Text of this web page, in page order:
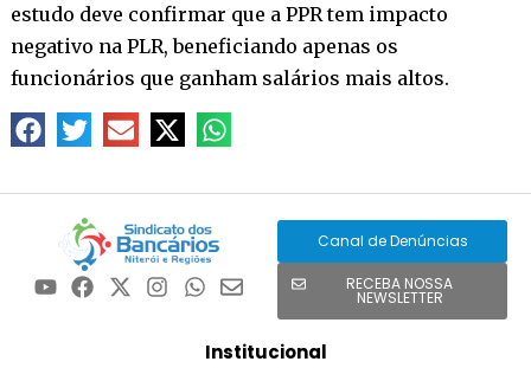
estudo deve confirmar que a PPR tem impacto
negativo na PLR, beneficiando apenas os
funcionários que ganham salários mais altos.
Canal de Denúncias
RECEBA NOSSA
NEWSLETTER
Institucional